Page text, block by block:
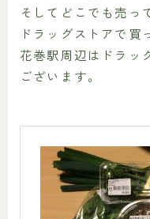
そしてどこでも売っ
ドラッグストアで買
花巻駅周辺はドラッ
ございます。